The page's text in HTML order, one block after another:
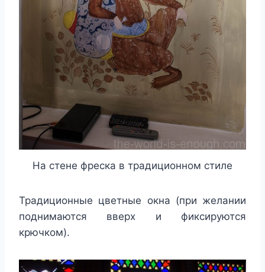
На стене фреска в традиционном стиле
Традиционные цветные окна (при желании
поднимаются вверх и фиксируются
крючком).